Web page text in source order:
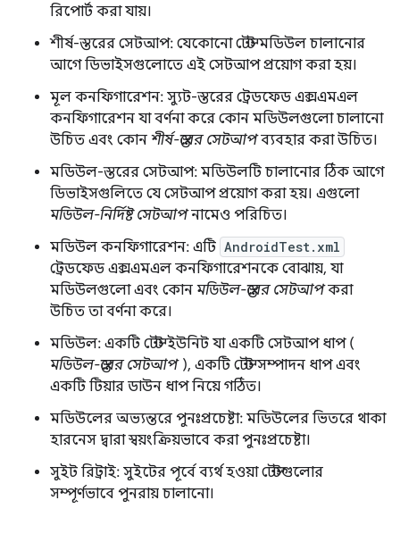
রিপোর্ট করা যায়।
শীর্ষ-স্তরের সেটআপ: যেকোনো টেস্ট মডিউল চালানোর
আগে ডিভাইসগুলোতে এই সেটআপ প্রয়োগ করা হয়।
মূল কনফিগারেশন: স্যুট-স্তরের ট্রেডফেড এক্সএমএল
কনফিগারেশন যা বর্ণনা করে কোন মডিউলগুলো চালানো
উচিত এবং কোন শীর্ষ-স্তরের সেটআপব্যবহার করা উচিত।
মডিউল-স্তরের সেটআপ: মডিউলটি চালানোর ঠিক আগে
ডিভাইসগুলিতে যে সেটআপ প্রয়োগ করা হয়। এগুলো
মডিউল-নির্দিষ্ট সেটআপনামেও পরিচিত।
মডিউল কনফিগারেশন: এটি AndroidTest.xml
ট্রেডফেড এক্সএমএল কনফিগারেশনকে বোঝায়, যা
মডিউলগুলো এবং কোন মডিউল-স্তরের সেটআপকরা
উচিত তা বর্ণনা করে।
মডিউল: একটি টেস্ট ইউনিট যা একটি সেটআপ ধাপ (
মডিউল-স্তরের সেটআপ), একটি টেস্ট সম্পাদন ধাপ এবং
একটি টিয়ার ডাউন ধাপ নিয়ে গঠিত।
মডিউলের অভ্যন্তরে পুনঃপ্রচেষ্টা: মডিউলের ভিতরে থাকা
হারনেস দ্বারা স্বয়ংক্রিয়ভাবে করা পুনঃপ্রচেষ্টা।
সুইট রিট্রাই: সুইটের পূর্বে ব্যর্থ হওয়া টেস্টগুলোর
সম্পূর্ণভাবে পুনরায় চালানো।